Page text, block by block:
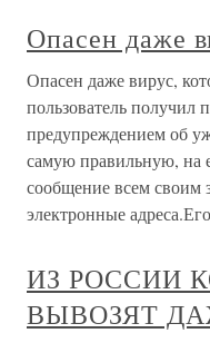
Опасен даже
Опасен даже вирус,
пользователь получил
предупреждением об
самую правильную, на
сообщение всем
электронные
ИЗ РОССИИ
ВЫВОЗЯТ